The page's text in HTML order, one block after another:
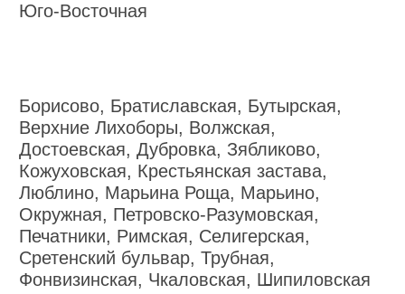
Юго-Восточная
Борисово, Братиславская, Бутырская,
Верхние Лихоборы, Волжская,
Достоевская, Дубровка, Зябликово,
Кожуховская, Крестьянская застава,
Люблино, Марьина Роща, Марьино,
Окружная, Петровско-Разумовская,
Печатники, Римская, Селигерская,
Сретенский бульвар, Трубная,
Фонвизинская, Чкаловская, Шипиловская